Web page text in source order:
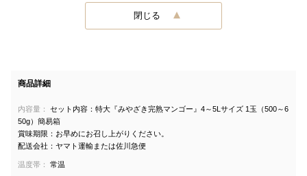
閉じる
商品詳細
内容量：
セット内容：特大『みやざき完熟マンゴー』4～5Lサイズ 1玉（500～6
50g）簡易箱
賞味期限：お早めにお召し上がりください。
配送会社：ヤマト運輸または佐川急便
温度帯： 常温